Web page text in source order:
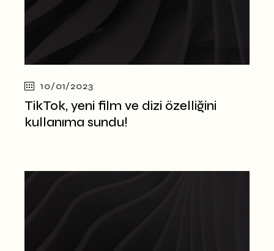
10/01/2023
TikTok, yeni film ve dizi özelliğini
kullanıma sundu!